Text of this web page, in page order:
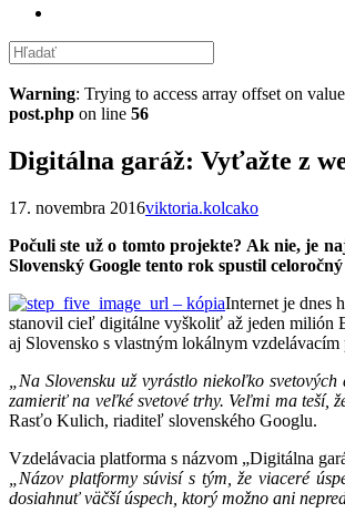
Warning: Trying to access array offset on
post.php on line 56
Digitálna garáž: Vyťažte z
17. novembra 2016viktoria.kolcako
Počuli ste už o tomto projekte? Ak nie, je
Slovenský Google tento rok spustil
Internet je dnes
stanovil cieľ digitálne vyškoliť až jeden milión
aj Slovensko s vlastným lokálnym
„Na Slovensku už vyrástlo niekoľko
zamieriť na veľké svetové trhy. Veľmi ma teší,
Rasťo Kulich, riaditeľ slovenského Googlu.
Vzdelávacia platforma s názvom „Digitálna
„Názov platformy súvisí s tým, že viaceré
dosiahnuť väčší úspech, ktorý možno ani